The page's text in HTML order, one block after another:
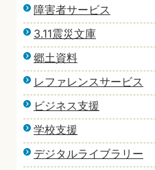
障害者サービス
3.11震災文庫
郷土資料
レファレンスサービス
ビジネス支援
学校支援
デジタルライブラリー